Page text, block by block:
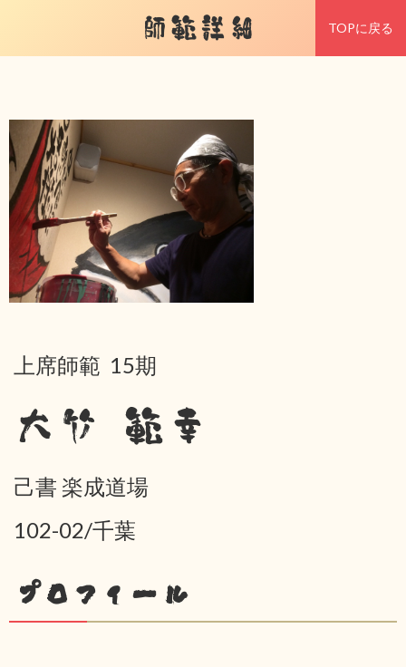
師範詳細 TOPに戻る
上席師範 15期
大竹 範幸
己書 楽成道場
102-02/千葉
プロフィール